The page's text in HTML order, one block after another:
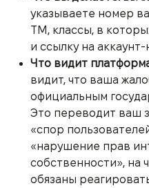
указываете номер
ТМ, классы, в
и ссылку на
Что видит
видит, что ваша
официальным
Это переводит ваш
«спор
«нарушение прав
собственности», на
обязаны